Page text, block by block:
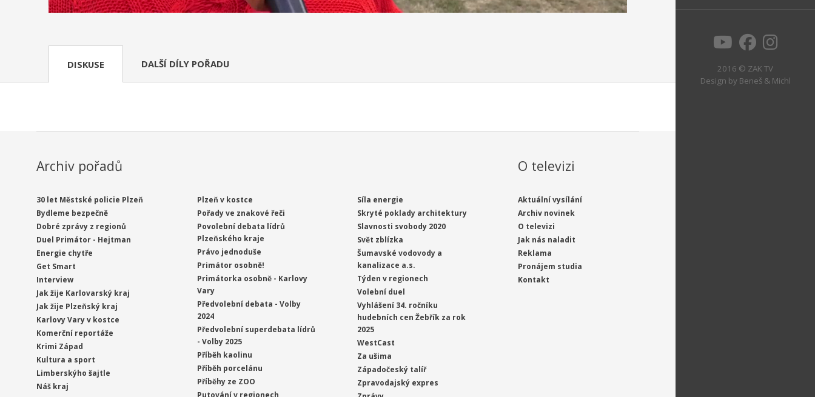
2016 © ZAK TV
Design by Beneš & Michl
DISKUSE DALŠÍ DÍLY POŘADU
Archiv pořadů
30 let Městské policie Plzeň
Bydleme bezpečně
Dobré zprávy z regionů
Duel Primátor - Hejtman
Energie chytře
Get Smart
Interview
Jak žije Karlovarský kraj
Jak žije Plzeňský kraj
Karlovy Vary v kostce
Komerční reportáže
Krimi Západ
Kultura a sport
Limberskýho šajtle
Náš kraj
Plzeň v kostce
Pořady ve znakové řeči
Povolební debata lídrů
Plzeňského kraje
Právo jednoduše
Primátor osobně!
Primátorka osobně - Karlovy
Vary
Předvolební debata - Volby
2024
Předvolební superdebata lídrů
- Volby 2025
Příběh kaolinu
Příběh porcelánu
Příběhy ze ZOO
Síla energie
Skryté poklady architektury
Slavnosti svobody 2020
Svět zblízka
Šumavské vodovody a
kanalizace a.s.
Týden v regionech
Volební duel
Vyhlášení 34. ročníku
hudebních cen Žebřík za rok
2025
WestCast
Za ušima
Západočeský talíř
Zpravodajský expres
O televizi
Aktuální vysílání
Archiv novinek
O televizi
Jak nás naladit
Reklama
Pronájem studia
Kontakt